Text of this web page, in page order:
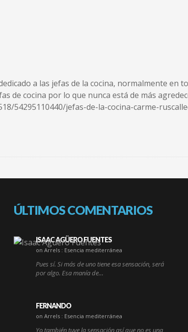
a las jefas de la cocina, normalmente en
de cocina por lo que nunca está de más
54295110440/jefas-de-la-cocina-carme-
ÚLTIMOS COMENTARIOS
ISAAC AGÜERO FUENTES
on Arrels : Esencia mediterránea
Pues sí. Si más de uno tiene esa sensación, será
por algo. Esa manía de…
FERNANDO
on Arrels : Esencia mediterránea
Yo también tuve la sensación así que no es una